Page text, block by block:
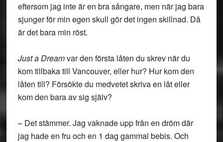
eftersom jag inte är en bra sångare, men när jag bara
sjunger för min egen skull gör det ingen skillnad. Då
är det bara min röst.
Just a Dreamvar den första låten du skrev när du
kom tillbaka till Vancouver, eller hur? Hur kom den
låten till? Försökte du medvetet skriva en låt eller
kom den bara av sig själv?
– Det stämmer. Jag vaknade upp från en dröm där
jag hade en fru och en 1 dag gammal bebis. Och